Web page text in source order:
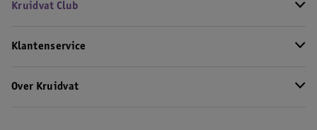
Kruidvat Club
Klantenservice
Over Kruidvat